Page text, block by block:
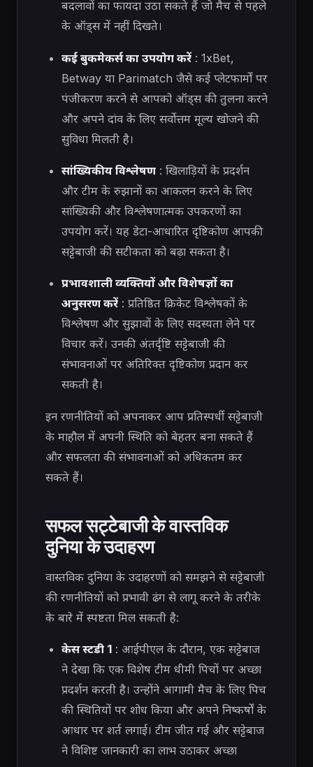
बदलावों का फायदा उठा सकते हैं जो मैच से पहले
के ऑड्स में नहीं दिखते।
कई बुकमेकर्स का उपयोग करें: 1xBet,
Betway या Parimatch जैसे कई प्लेटफार्मों पर
पंजीकरण करने से आपको ऑड्स की तुलना करने
और अपने दांव के लिए सर्वोत्तम मूल्य खोजने की
सुविधा मिलती है।
सांख्यिकीय विश्लेषण: खिलाड़ियों के प्रदर्शन
और टीम के रुझानों का आकलन करने के लिए
सांख्यिकी और विश्लेषणात्मक उपकरणों का
उपयोग करें। यह डेटा-आधारित दृष्टिकोण आपकी
सट्टेबाजी की सटीकता को बढ़ा सकता है।
प्रभावशाली व्यक्तियों और विशेषज्ञों का
अनुसरण करें: प्रतिष्ठित क्रिकेट विश्लेषकों के
विश्लेषण और सुझावों के लिए सदस्यता लेने पर
विचार करें। उनकी अंतर्दृष्टि सट्टेबाजी की
संभावनाओं पर अतिरिक्त दृष्टिकोण प्रदान कर
सकती है।
इन रणनीतियों को अपनाकर आप प्रतिस्पर्धी सट्टेबाजी
के माहौल में अपनी स्थिति को बेहतर बना सकते हैं
और सफलता की संभावनाओं को अधिकतम कर
सकते हैं।
सफल सट्टेबाजी के वास्तविक
दुनिया के उदाहरण
वास्तविक दुनिया के उदाहरणों को समझने से सट्टेबाजी
की रणनीतियों को प्रभावी ढंग से लागू करने के तरीके
के बारे में स्पष्टता मिल सकती है:
केस स्टडी 1: आईपीएल के दौरान, एक सट्टेबाज
ने देखा कि एक विशेष टीम धीमी पिचों पर अच्छा
प्रदर्शन करती है। उन्होंने आगामी मैच के लिए पिच
की स्थितियों पर शोध किया और अपने निष्कर्षों के
आधार पर शर्त लगाई। टीम जीत गई और सट्टेबाज
ने विशिष्ट जानकारी का लाभ उठाकर अच्छा